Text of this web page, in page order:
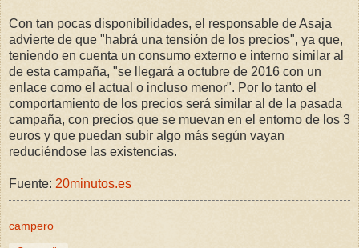
Con tan pocas disponibilidades, el responsable de Asaja
advierte de que "habrá una tensión de los precios", ya que,
teniendo en cuenta un consumo externo e interno similar al
de esta campaña, "se llegará a octubre de 2016 con un
enlace como el actual o incluso menor". Por lo tanto el
comportamiento de los precios será similar al de la pasada
campaña, con precios que se muevan en el entorno de los 3
euros y que puedan subir algo más según vayan
reduciéndose las existencias.
Fuente: 20minutos.es
campero